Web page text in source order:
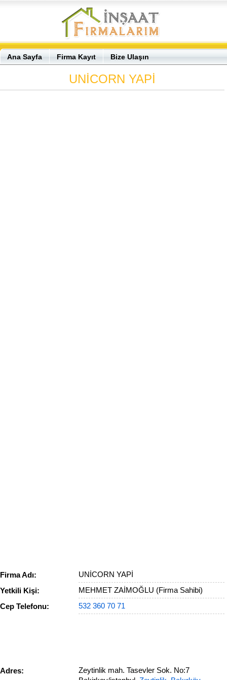
Ana Sayfa Firma Kayıt Bize Ulaşın
UNİCORN YAPİ
Firma Adı:
UNİCORN YAPİ
Yetkili Kişi:
MEHMET ZAİMOĞLU (Firma Sahibi)
Cep Telefonu:
532 360 70 71
Adres:
Zeytinlik mah. Tasevler Sok. No:7